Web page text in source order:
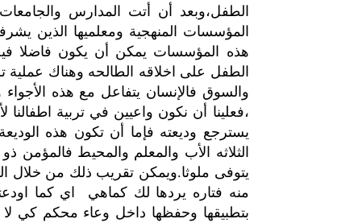
الطفل،وبعد أن أتت المدارس
المؤسسات المنهجية ومعلميها الذين
هذه المؤسسات يمكن أن يكون فاضلا
الطفل على اخلاقه الطالحه وهناك
والسوق فالإنسان يتفاعل مع هذه
،فعلينا أن نكون واعيين في تربية اطفالنا
يسترجع وديعته فإما أن تكون هذه
الثلاثه الأب والمعلم والمحيط فالمؤمن
يتوفى ملوثا.ويمكن تقريب ذلك من خلال
منه فتاره يردها لك كماهي اي كما
بتطبيقها وحفظها داخل وعاء محكم كي لا